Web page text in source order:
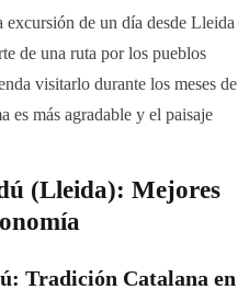
excursión de un día desde Lleida
de una ruta por los pueblos
visitarlo durante los meses de
es más agradable y el paisaje
(Lleida): Mejores
Tradición Catalana en